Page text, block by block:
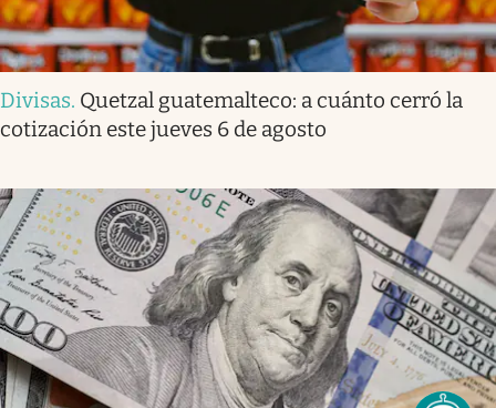
Divisas. Quetzal guatemalteco: a cuánto cerró la
cotización este jueves 6 de agosto